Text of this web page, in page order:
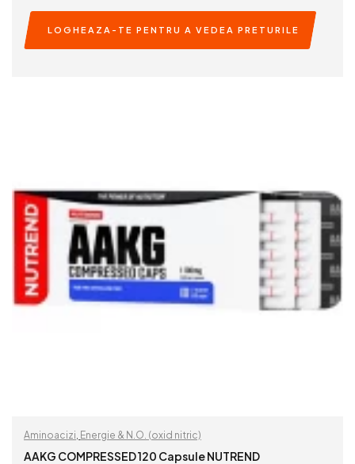
LOGHEAZA-TE PENTRU A VEDEA PRETURILE
Aminoacizi Energie & N.O. (oxid nitric)
AAKG COMPRESSED 120 Capsule NUTREND